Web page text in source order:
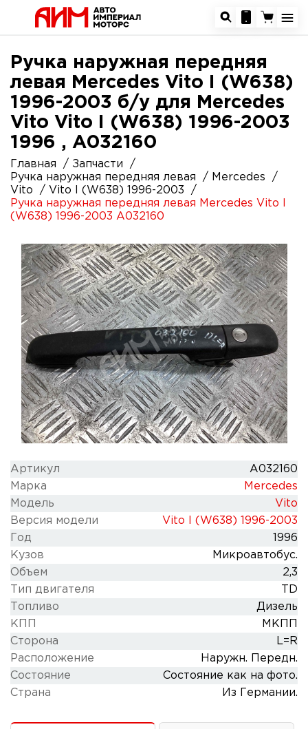
Ручка наружная передняя
левая Mercedes Vito I (W638)
1996-2003 б/у для Mercedes
Vito Vito I (W638) 1996-2003
1996 , A032160
Главная
Запчасти
Ручка наружная передняя левая
Mercedes
Vito
Vito I (W638) 1996-2003
Ручка наружная передняя левая Mercedes Vito I
(W638) 1996-2003 A032160
Артикул
A032160
Марка
Mercedes
Модель
Vito
Версия модели
Vito I (W638) 1996-2003
Год
1996
Кузов
Микроавтобус.
Объем
2,3
Тип двигателя
TD
Топливо
Дизель
КПП
МКПП
Сторона
L=R
Расположение
Наружн. Передн.
Состояние
Состояние как на фото.
Cтрана
Из Германии.